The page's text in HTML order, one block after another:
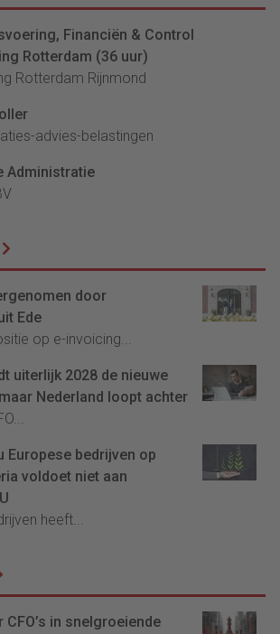
Financiën & Control
Rotterdam (36 uur)
Rotterdam Rijnmond
advies-belastingen
Administratie
door
Ede
op e-invoicing...
uiterlijk 2028 de nieuwe
Nederland loopt achter
Europese bedrijven op
voldoet niet aan
heeft...
in snelgroeiende